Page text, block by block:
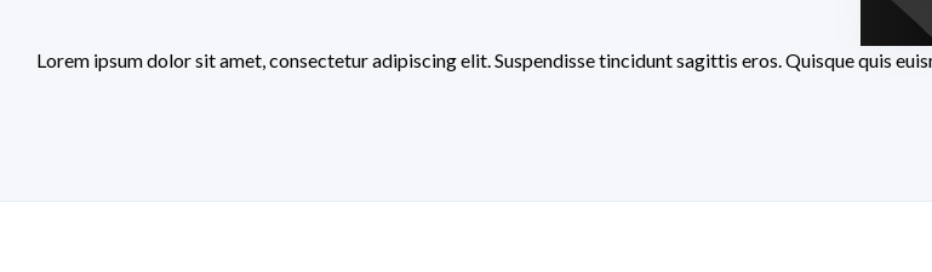
Lorem ipsum dolor sit amet, consectetur adipiscing elit. Suspendisse tincidunt sagittis eros. Quisque quis